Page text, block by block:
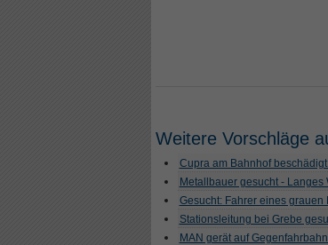
Weitere Vorschläge
Cupra am Bahnhof
Metallbauer gesucht -
Gesucht: Fahrer eines grauen
Stationsleitung bei Grebe
MAN gerät auf